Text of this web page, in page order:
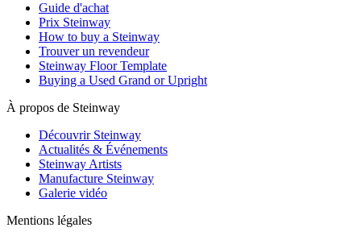
Guide d'achat
Prix Steinway
How to buy a Steinway
Trouver un revendeur
Steinway Floor Template
Buying a Used Grand or Upright
À propos de Steinway
Découvrir Steinway
Actualités & Événements
Steinway Artists
Manufacture Steinway
Galerie vidéo
Mentions légales